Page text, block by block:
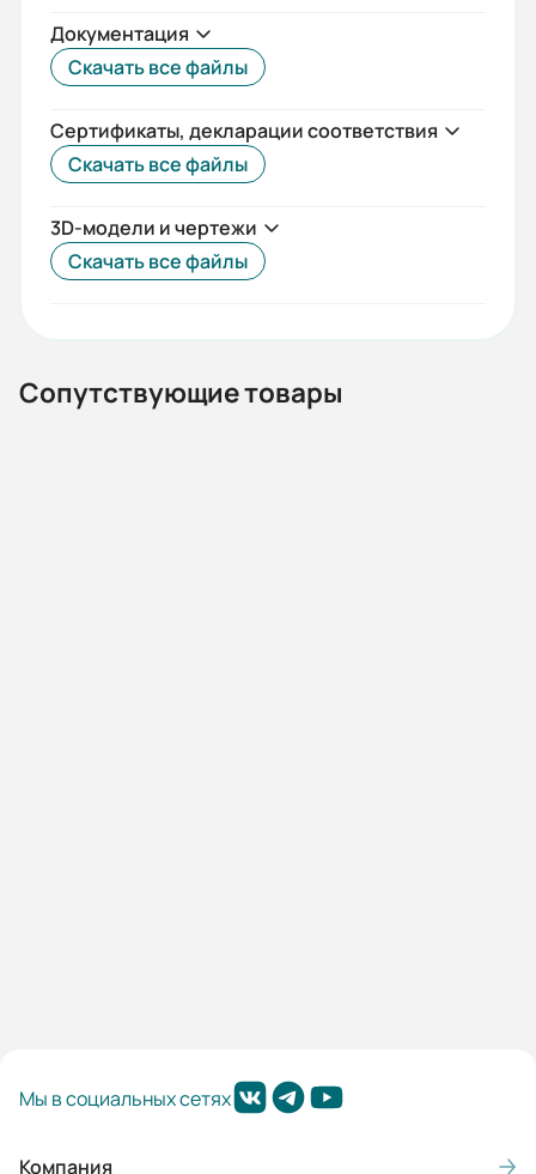
М
Наличие вентилятора охлаждения:
Премиальная серия:
Нет
Вес (кг):
800
Документация
Скачать все файлы
Сертификаты, декларации соответствия
Скачать все файлы
3D-модели и чертежи
Скачать все файлы
Сопутствующие товары
Мы в социальных сетях
Компания